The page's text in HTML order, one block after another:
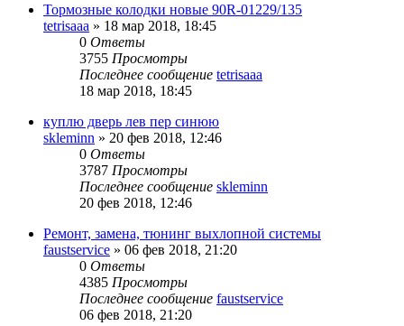
Тормозные колодки новые 90R-01229/135
tetrisaaa » 18 мар 2018, 18:45
0 Ответы
3755 Просмотры
Последнее сообщение tetrisaaa
18 мар 2018, 18:45
куплю дверь лев пер синюю
skleminn » 20 фев 2018, 12:46
0 Ответы
3787 Просмотры
Последнее сообщение skleminn
20 фев 2018, 12:46
Ремонт, замена, тюнинг выхлопной системы
faustservice » 06 фев 2018, 21:20
0 Ответы
4385 Просмотры
Последнее сообщение faustservice
06 фев 2018, 21:20